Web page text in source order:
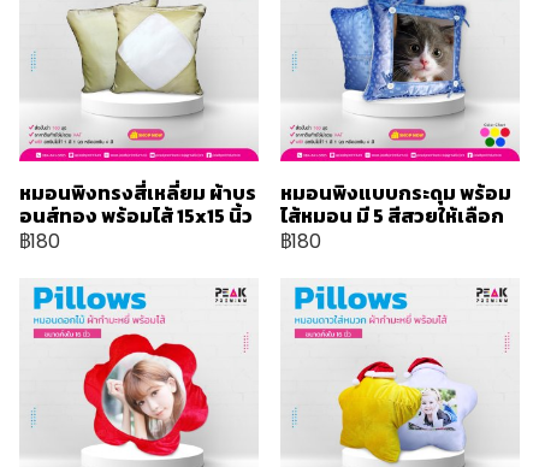
หมอนพิงทรงสี่เหลี่ยม ผ้าบร
อนส์ทอง พร้อมไส้ 15x15 นิ้ว
฿180
หมอนพิงแบบกระดุม พร้อม
ไส้หมอน มี 5 สีสวยให้เลือก
฿180